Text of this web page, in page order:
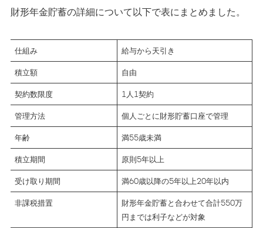
財形年金貯蓄の詳細について以下で表にまとめました。
仕組み 給与から天引き
積立額 自由
契約数限度 1人1契約
管理方法 個人ごとに財形貯蓄口座で管理
年齢 満55歳未満
積立期間 原則5年以上
受け取り期間 満60歳以降の5年以上20年以内
非課税措置
財形年金貯蓄と合わせて合計550万
円までは利子などが対象